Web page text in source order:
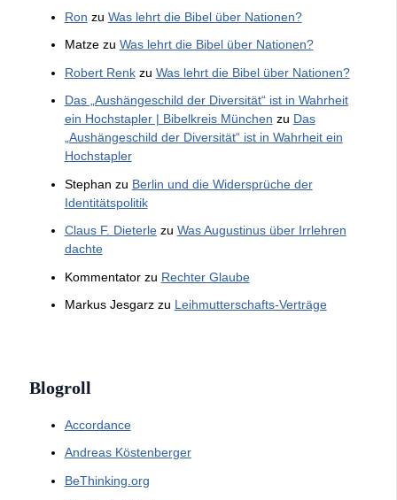
Ron zu Was lehrt die Bibel über Nationen?
Matzezu Was lehrt die Bibel über Nationen?
Robert Renkzu Was lehrt die Bibel über Nationen?
Das „Aushängeschild der Diversität“ ist in Wahrheit
ein Hochstapler | Bibelkreis München zu Das
„Aushängeschild der Diversität“ ist in Wahrheit ein
Hochstapler
Stephan zu Berlin und die Widersprüche der
Identitätspolitik
Claus F. Dieterlezu Was Augustinus über Irrlehren
dachte
Kommentatorzu Rechter Glaube
Markus Jesgarzzu Leihmutterschafts-Verträge
Blogroll
Accordance
Andreas Köstenberger
BeThinking.org